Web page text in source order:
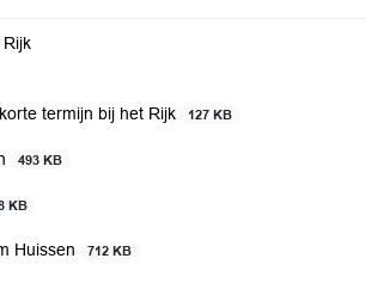
Rijk
termijn bij het Rijk
127 KB
493 KB
KB
Huissen 712 KB